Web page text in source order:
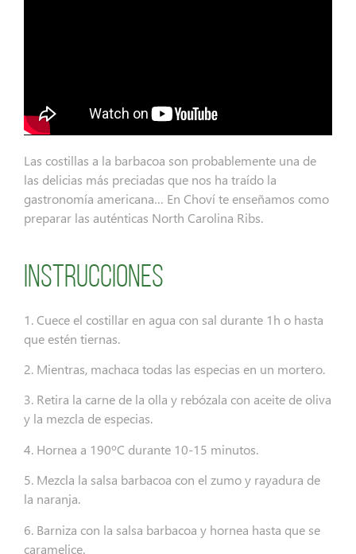
Las costillas a la barbacoa son probablemente una de
las delicias más preciadas que nos ha traído la
gastronomía americana… En Choví te enseñamos como
preparar las auténticas North Carolina Ribs.
Instrucciones
1. Cuece el costillar en agua con sal durante 1h o hasta
que estén tiernas.
2. Mientras, machaca todas las especias en un mortero.
3. Retira la carne de la olla y rebózala con aceite de oliva
y la mezcla de especias.
4. Hornea a 190ºC durante 10-15 minutos.
5. Mezcla la salsa barbacoa con el zumo y rayadura de
la naranja.
6. Barniza con la salsa barbacoa y hornea hasta que se
caramelice.